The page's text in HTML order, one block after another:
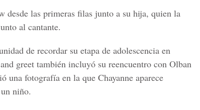
las primeras filas junto a su hija, quien la
al cantante.
de recordar su etapa de adolescencia en
greet también incluyó su reencuentro con Olban
una fotografía en la que Chayanne aparece
niño.